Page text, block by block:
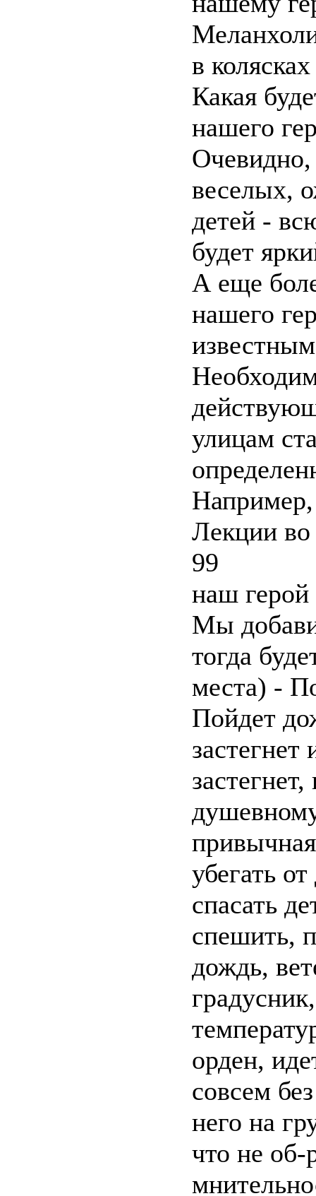
в
Какая
нашего
Очевидно,
веселых,
детей -
будет
А еще
нашего
улицам
Например,
Лекции
99
наш герой
Мы
тогда
места) -
Пойдет
застегнет
убегать
спасать
спешить,
дождь,
орден,
совсем
него на
что не